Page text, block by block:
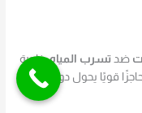
ضدتسرب المياه، خاصة
قويًا يحول دون تسرب